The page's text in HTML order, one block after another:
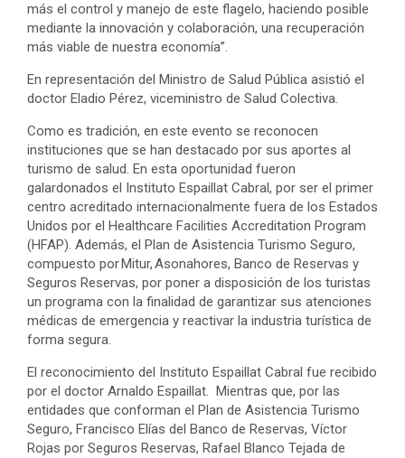
más el control y manejo de este flagelo, haciendo posible
mediante la innovación y colaboración, una recuperación
más viable de nuestra economía”.
En representación del Ministro de Salud Pública asistió el
doctor Eladio Pérez, viceministro de Salud Colectiva.
Como es tradición, en este evento se reconocen
instituciones que se han destacado por sus aportes al
turismo de salud. En esta oportunidad fueron
galardonados el Instituto Espaillat Cabral, por ser el primer
centro acreditado internacionalmente fuera de los Estados
Unidos por el Healthcare Facilities Accreditation Program
(HFAP). Además, el Plan de Asistencia Turismo Seguro,
compuesto por Mitur, Asonahores, Banco de Reservas y
Seguros Reservas, por poner a disposición de los turistas
un programa con la finalidad de garantizar sus atenciones
médicas de emergencia y reactivar la industria turística de
forma segura.
El reconocimiento del Instituto Espaillat Cabral fue recibido
por el doctor Arnaldo Espaillat. Mientras que, por las
entidades que conforman el Plan de Asistencia Turismo
Seguro, Francisco Elías del Banco de Reservas, Víctor
Rojas por Seguros Reservas, Rafael Blanco Tejada de